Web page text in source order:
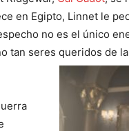
en Egipto, Linnet le
no es el único
tan seres queridos de